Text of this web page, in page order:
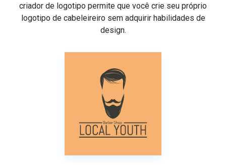
criador de logotipo permite que você crie seu próprio
logotipo de cabeleireiro sem adquirir habilidades de
design.